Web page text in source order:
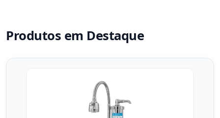
Produtos em Destaque